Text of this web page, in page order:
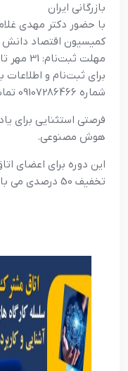
بازرگانی ایران
با حضور دکتر مهدی
کمیسیون اقتصاد دانش
مهلت ثبت‌نام: 31 مهر تا 23 مهر ماه
برای ثبت‌نام و اطلاعات
شماره 09107286466 تماس بگیرید.
فرصتی استثنایی برای
هوش مصنوعی.
این دوره برای اعضای
تخفیف 50 درصدی می باشد.